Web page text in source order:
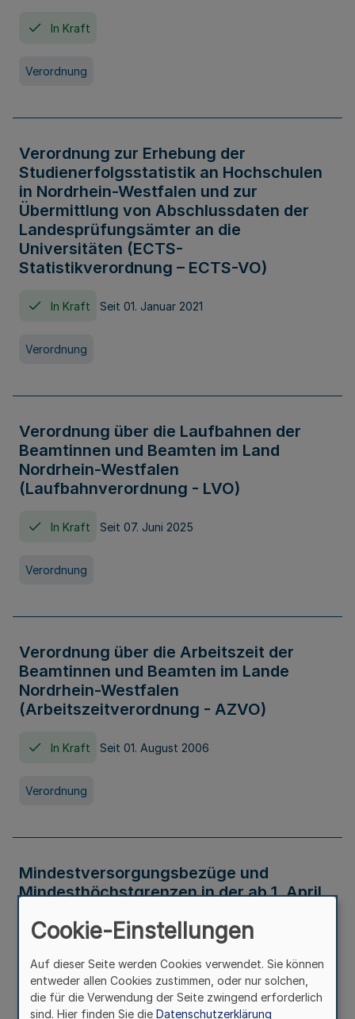
In Kraft
Verordnung
Verordnung zur Erhebung der
Studienerfolgsstatistik an Hochschulen
in Nordrhein-Westfalen und zur
Übermittlung von Abschlussdaten der
Landesprüfungsämter an die
Universitäten (ECTS-
Statistikverordnung – ECTS-VO)
In Kraft Seit 01. Januar 2021
Verordnung
Verordnung über die Laufbahnen der
Beamtinnen und Beamten im Land
Nordrhein-Westfalen
(Laufbahnverordnung - LVO)
In Kraft Seit 07. Juni 2025
Verordnung
Verordnung über die Arbeitszeit der
Beamtinnen und Beamten im Lande
Nordrhein-Westfalen
(Arbeitszeitverordnung - AZVO)
In Kraft Seit 01. August 2006
Verordnung
Mindestversorgungsbezüge und
Mindesthöchstgrenzen in der ab 1. April
Verwaltungsvorschrift
Cookie-Einstellungen
Auf dieser Seite werden Cookies verwendet. Sie können
entweder allen Cookies zustimmen, oder nur solchen,
die für die Verwendung der Seite zwingend erforderlich
sind. Hier finden Sie die Datenschutzerklärung